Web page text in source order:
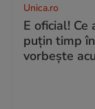
Unica.ro
E oficial! Ce
puțin timp
vorbește